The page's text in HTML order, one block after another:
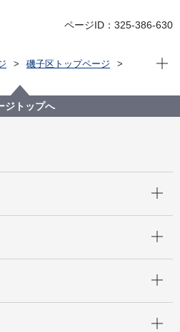
ページID：325-386-630
磯子区トップページ
ス
長永年在職者表彰式が行われまし
現在
ジトップへ